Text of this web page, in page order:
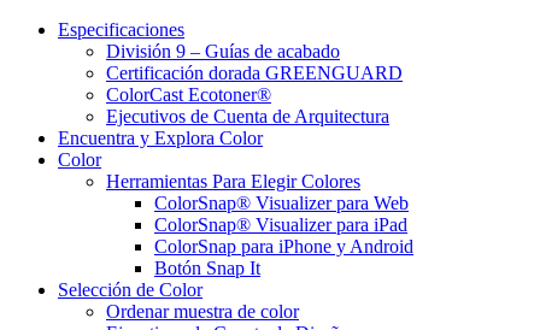
Especificaciones
División 9 – Guías de acabado
Certificación dorada GREENGUARD
ColorCast Ecotoner®
Ejecutivos de Cuenta de Arquitectura
Encuentra y Explora Color
Color
Herramientas Para Elegir Colores
ColorSnap® Visualizer para Web
ColorSnap® Visualizer para iPad
ColorSnap para iPhone y Android
Botón Snap It
Selección de Color
Ordenar muestra de color